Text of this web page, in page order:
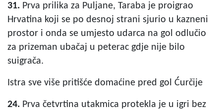
31. Prva prilika za Puljane, Taraba je proigrao
Hrvatina koji se po desnoj strani sjurio u kazneni
prostor i onda se umjesto udarca na gol odlučio
za prizeman ubačaj u peterac gdje nije bilo
suigrača.
Istra sve više pritišće domaćine pred gol Ćurčije
24. Prva četvrtina utakmica protekla je u igri bez